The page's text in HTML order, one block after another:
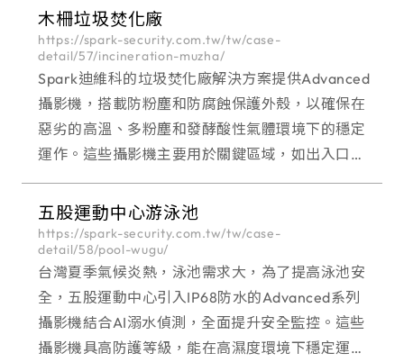
像。即使光線不足或被遮蔽，校方仍能獲得清晰畫
面，有效保障校園安全。
木柵垃圾焚化廠
https://spark-security.com.tw/tw/case-
detail/57/incineration-muzha/
Spark迪維科的垃圾焚化廠解決方案提供Advanced
攝影機，搭載防粉塵和防腐蝕保護外殼，以確保在
惡劣的高溫、多粉塵和發酵酸性氣體環境下的穩定
運作。這些攝影機主要用於關鍵區域，如出入口、
傾卸區域和堆肥發酵區的監控，以確保車輛通行和
垃圾處理的有效性。
五股運動中心游泳池
https://spark-security.com.tw/tw/case-
detail/58/pool-wugu/
台灣夏季氣候炎熱，泳池需求大，為了提高泳池安
全，五股運動中心引入IP68防水的Advanced系列
攝影機結合AI溺水偵測，全面提升安全監控。這些
攝影機具高防護等級，能在高濕度環境下穩定運